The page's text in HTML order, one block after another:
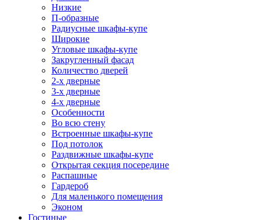
Низкие
П-образные
Радиусные шкафы-купе
Широкие
Угловые шкафы-купе
Закругленный фасад
Количество дверей
2-х дверные
3-х дверные
4-х дверные
Особенности
Во всю стену
Встроенные шкафы-купе
Под потолок
Раздвижные шкафы-купе
Открытая секция посередине
Распашные
Гардероб
Для маленького помещения
Эконом
Гостиные